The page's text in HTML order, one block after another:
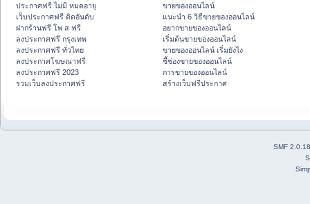
ประกาศฟรี ไม่มี หมดอายุ
เว็บประกาศฟรี ติดอันดับ
ฝากร้านฟรี โพ ส ฟรี
ลงประกาศฟรี กรุงเทพ
ลงประกาศฟรี ทั่วไทย
ลงประกาศโฆษณาฟรี
ลงประกาศฟรี 2023
รวมเว็บลงประกาศฟรี
ขายของออนไลน์
แนะนำ 6 วิธีขายของออนไลน์
อยากขายของออนไลน์
เริ่มต้นขายของออนไลน์
ขายของออนไลน์ เริ่มยังไง
ชี้ช่องขายของออนไลน์
การขายของออนไลน์
สร้างเว็บฟรีประกาศ
SMF 2.0.18